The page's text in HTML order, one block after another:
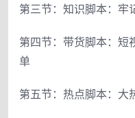
第三节：知识脚本：牢
第四节：带货脚本：短
单
第五节：热点脚本：大